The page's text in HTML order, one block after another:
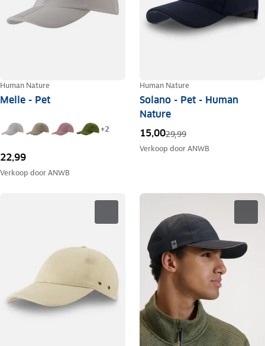
Human Nature
Melle - Pet
+2
22,99
Verkoop doorANWB
Human Nature
Solano - Pet - Human
Nature
15,0029,99
Verkoop doorANWB